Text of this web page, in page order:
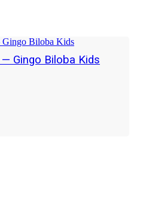
Gingo Biloba Kids